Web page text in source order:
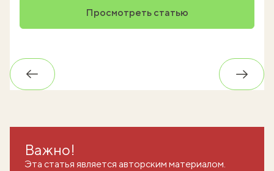
Просмотреть статью
Обратно
Важно!
Эта статья является авторским материалом.